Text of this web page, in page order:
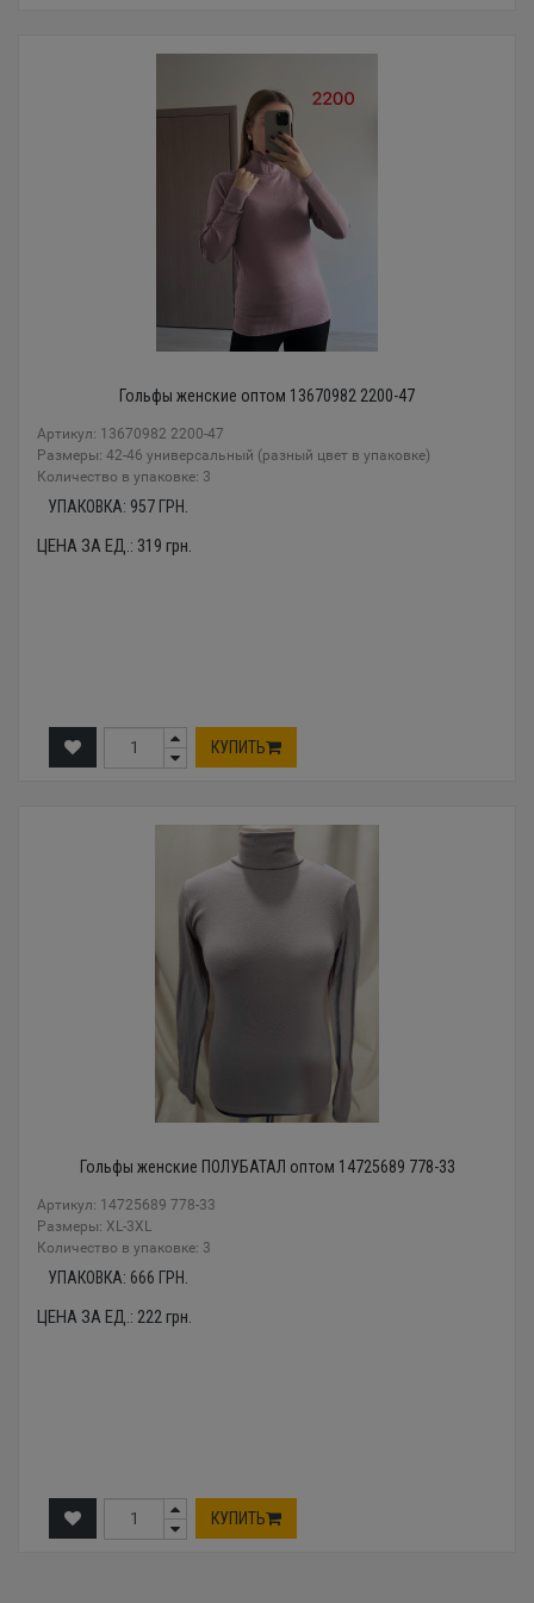
Гольфы женские оптом 13670982 2200-47
Артикул: 13670982 2200-47
Размеры: 42-46 универсальный (разный цвет в упаковке)
Количество в упаковке: 3
УПАКОВКА: 957 ГРН.
ЦЕНА ЗА ЕД.: 319 грн.
КУПИТЬ
Гольфы женские ПОЛУБАТАЛ оптом 14725689 778-33
Артикул: 14725689 778-33
Размеры: XL-3XL
Количество в упаковке: 3
УПАКОВКА: 666 ГРН.
ЦЕНА ЗА ЕД.: 222грн.
КУПИТЬ